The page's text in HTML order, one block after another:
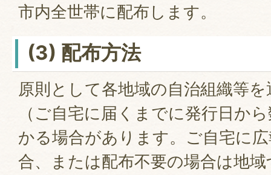
市内全世帯に配布します。
(3) 配布方法
原則として各地域の自治組織等
（ご自宅に届くまでに発行日か
かる場合があります。ご自宅に
合、または配布不要の場合は地